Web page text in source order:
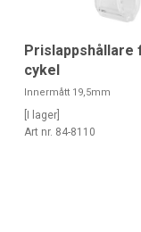
Prislappshållare
cykel
Innermått 19,5mm
[I lager]
Art nr. 84-8110